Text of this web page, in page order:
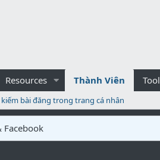
Resources Thành Viên Tool
bài đăng trong trang cá nhân
Facebook